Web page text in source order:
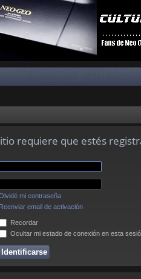
requiere que estés
mi contraseña
Reenviar email de activación
Recordar
Ocultar mi estado de conexión en esta